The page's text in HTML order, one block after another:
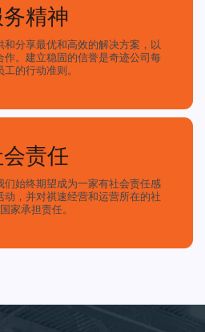
务精神
分享最优和高效的解决方案，以
作。建立稳固的信誉是奇迹公司每
工的行动准则。
责任
们始终期望成为一家有社会责任感
动，并对祺速经营和运营所在的社
家承担责任。